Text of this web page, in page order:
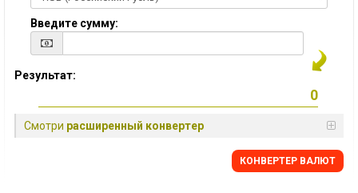
Введите сумму:
Результат:
Смотри расширенный конвертер
КОНВЕРТЕР ВАЛЮТ